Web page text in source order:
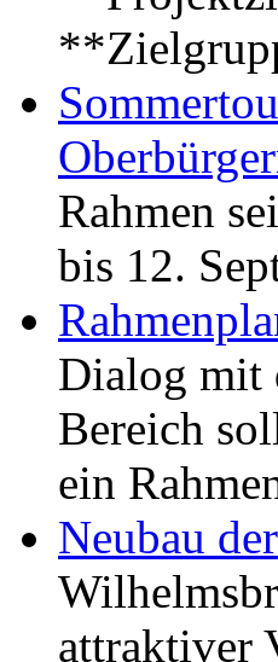
Rahmen
bis 12.
Dialog mit
Bereich
ein
Neubau
attraktiver